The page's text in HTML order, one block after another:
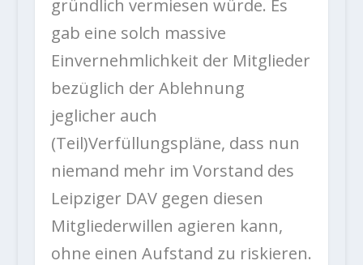
gründlich vermiesen würde. Es
gab eine solch massive
Einvernehmlichkeit der Mitglieder
bezüglich der Ablehnung
jeglicher auch
(Teil)Verfüllungspläne, dass nun
niemand mehr im Vorstand des
Leipziger DAV gegen diesen
Mitgliederwillen agieren kann,
ohne einen Aufstand zu riskieren.